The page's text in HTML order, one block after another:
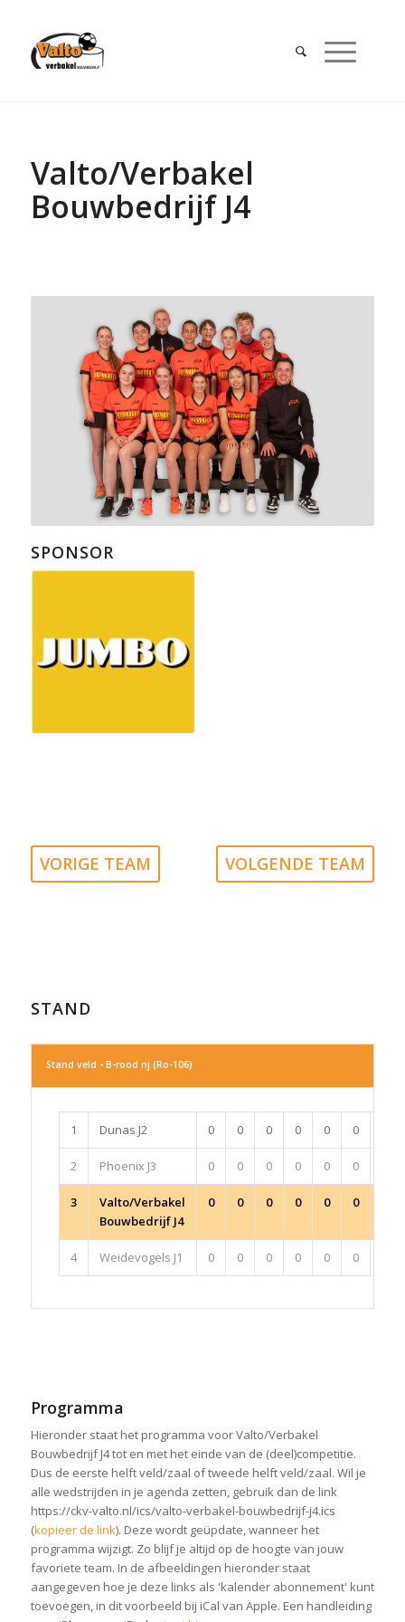
Valto/Verbakel
Bouwbedrijf J4
SPONSOR
VORIGE TEAM VOLGENDE TEAM
STAND
Stand veld - B-rood nj (Ro-106)
1 Dunas J2 0 0 0 0 0 0
2 Phoenix J3 0 0 0 0 0 0
3
Valto/Verbakel
Bouwbedrijf J4
0 0 0 0 0 0
4 Weidevogels J1 0 0 0 0 0 0
Programma
Hieronder staat het programma voor Valto/Verbakel
Bouwbedrijf J4 tot en met het einde van de (deel)competitie.
Dus de eerste helft veld/zaal of tweede helft veld/zaal. Wil je
alle wedstrijden in je agenda zetten, gebruik dan de link
https://ckv-valto.nl/ics/valto-verbakel-bouwbedrijf-j4.ics
(kopieer de link). Deze wordt geüpdate, wanneer het
programma wijzigt. Zo blijf je altijd op de hoogte van jouw
favoriete team. In de afbeeldingen hieronder staat
aangegeven hoe je deze links als 'kalender abonnement' kunt
toevoegen, in dit voorbeeld bij iCal van Apple. Een handleiding